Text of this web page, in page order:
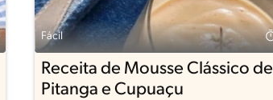
Fácil
Receita de Mousse Clássico de
Pitanga e Cupuaçu